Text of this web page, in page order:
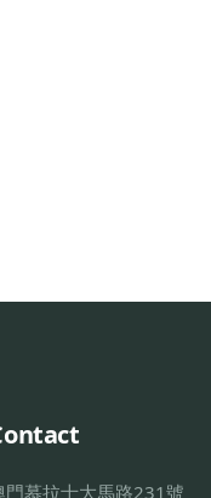
門慕拉士大馬路231號